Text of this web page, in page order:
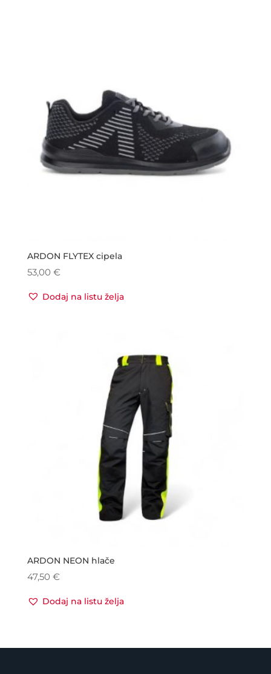
ARDON FLYTEX cipela
53,00 €
Dodaj na listu želja
ARDON NEON hlače
47,50 €
Dodaj na listu želja